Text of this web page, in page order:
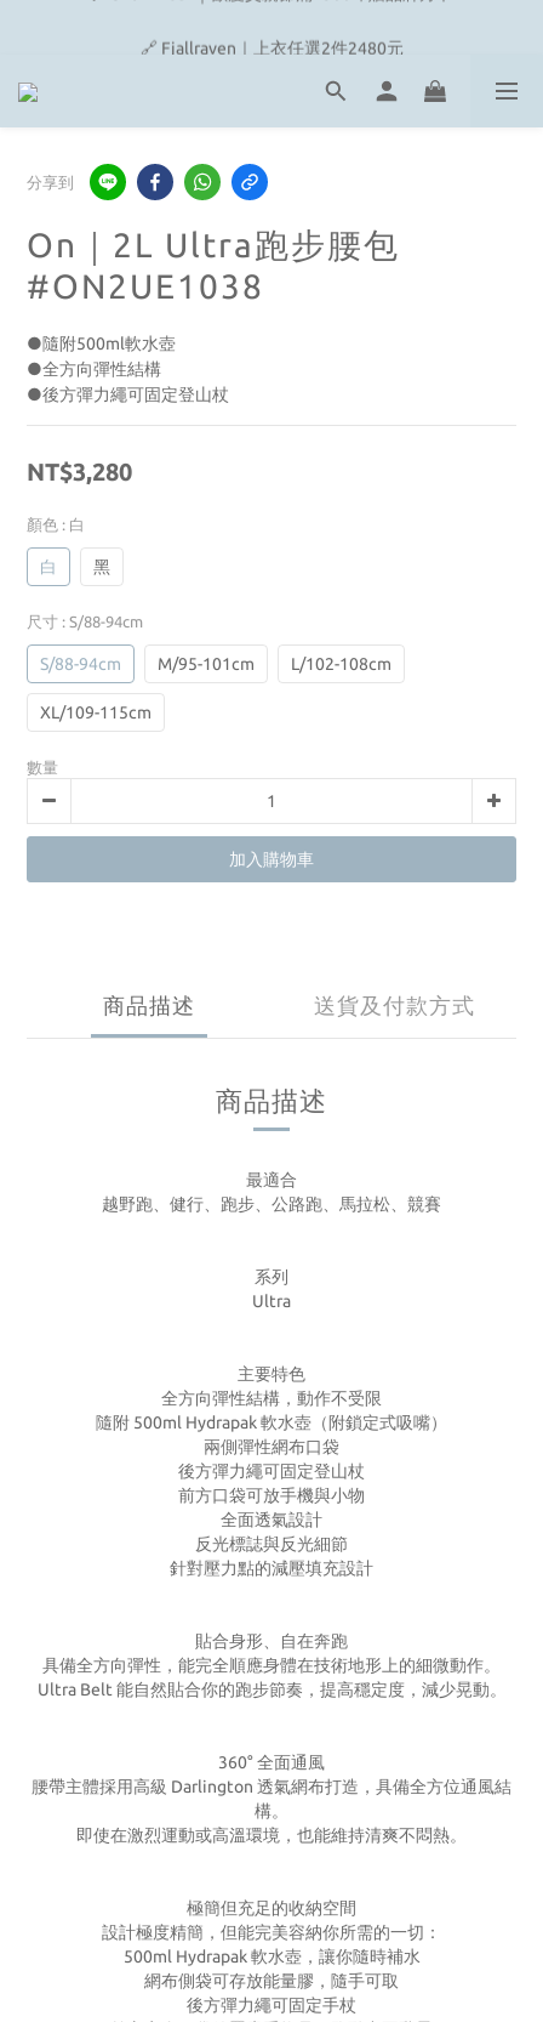
🔗 Fjallraven｜上衣任選2件2480元
🎉On/HOKA 新品陸續上架
分享到
On｜2L Ultra跑步腰包
#ON2UE1038
●隨附500ml軟水壺
●全方向彈性結構
●後方彈力繩可固定登山杖
NT$3,280
顏色 : 白
白 黑
尺寸 : S/88-94cm
S/88-94cm M/95-101cm L/102-108cm
XL/109-115cm
數量
加入購物車
商品描述 送貨及付款方式
商品描述
最適合
越野跑、健行、跑步、公路跑、馬拉松、競賽
系列
Ultra
主要特色
全方向彈性結構，動作不受限
隨附 500ml Hydrapak 軟水壺（附鎖定式吸嘴）
兩側彈性網布口袋
後方彈力繩可固定登山杖
前方口袋可放手機與小物
全面透氣設計
反光標誌與反光細節
針對壓力點的減壓填充設計
貼合身形、自在奔跑
具備全方向彈性，能完全順應身體在技術地形上的細微動作。
Ultra Belt 能自然貼合你的跑步節奏，提高穩定度，減少晃動。
360° 全面通風
腰帶主體採用高級 Darlington 透氣網布打造，具備全方位通風結
構。
即使在激烈運動或高溫環境，也能維持清爽不悶熱。
極簡但充足的收納空間
設計極度精簡，但能完美容納你所需的一切：
500ml Hydrapak 軟水壺，讓你隨時補水
網布側袋可存放能量膠，隨手可取
後方彈力繩可固定手杖